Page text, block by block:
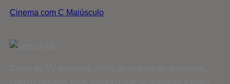
Cinema com C Maiúsculo